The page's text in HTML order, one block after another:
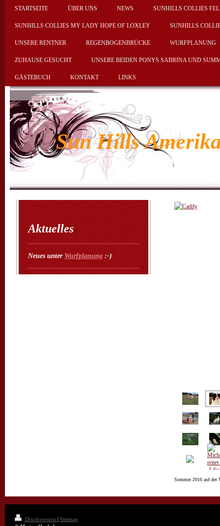
STARTSEITE ÜBER UNS NEWS SUNHILLS COLLIES
SUNHILLS COLLIES MY LADY HOPE OF LOXLEY SUNHILLS
UNSERE RENTNER REGENBOGENBRÜCKE WURFPLANUNG
ZUHAUSE GESUCHT UNSERE BEIDEN PONYS SABRINA UND
GÄSTEBUCH KONTAKT LINKS
Sun Hills
Aktuelles
Neues unter Wurfplanung :-)
Sommer 2016 auf der
Druckversion | Sitemap